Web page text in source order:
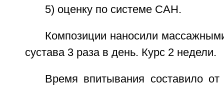
5) оценку по системе САН.
Композиции наносили
сустава 3 раза в день. Курс 2 недели.
Время впитывания составило